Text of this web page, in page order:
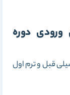
ورودی دوره
قبل و ترم اول